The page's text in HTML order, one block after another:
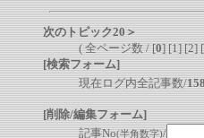
次のトピック20＞
( 全ページ数 / [0] [1] [2] [
[検索フォーム]
現在ログ内全記事数/
[削除/編集フォーム]
記事No(半角数字)/